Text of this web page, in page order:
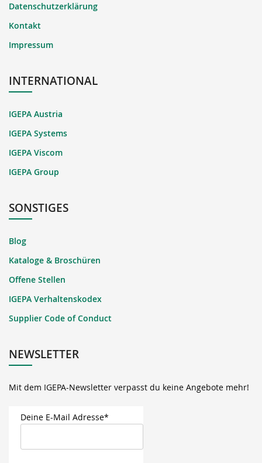
Datenschutzerklärung
Kontakt
Impressum
INTERNATIONAL
IGEPA Austria
IGEPA Systems
IGEPA Viscom
IGEPA Group
SONSTIGES
Blog
Kataloge & Broschüren
Offene Stellen
IGEPA Verhaltenskodex
Supplier Code of Conduct
NEWSLETTER
Mit dem IGEPA-Newsletter verpasst du keine Angebote mehr!
Deine E-Mail Adresse*